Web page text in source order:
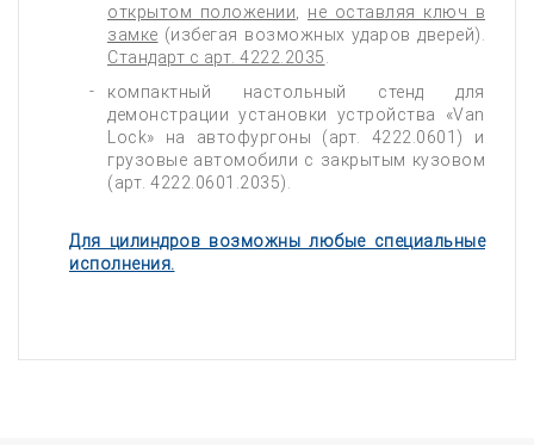
открытом положении
не оставляя ключ в
замке (избегая возможных ударов дверей).
Стандарт с арт. 4222.2035
компактный настольный стенд для
демонстрации установки устройства «Van
Lock» на автофургоны (арт. 4222.0601) и
грузовые автомобили с закрытым кузовом
(арт. 4222.0601.2035).
Для цилиндров возможны любые специальные
исполнения.